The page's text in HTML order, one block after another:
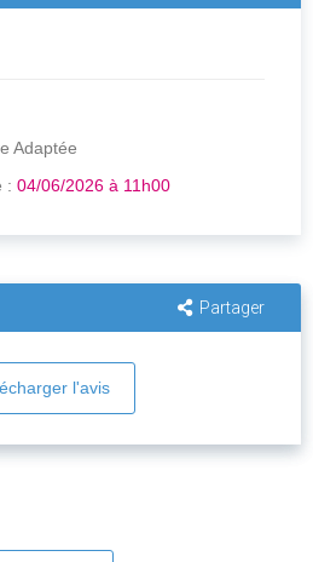
Adaptée
: 04/06/2026 à 11h00
Partager
l'avis